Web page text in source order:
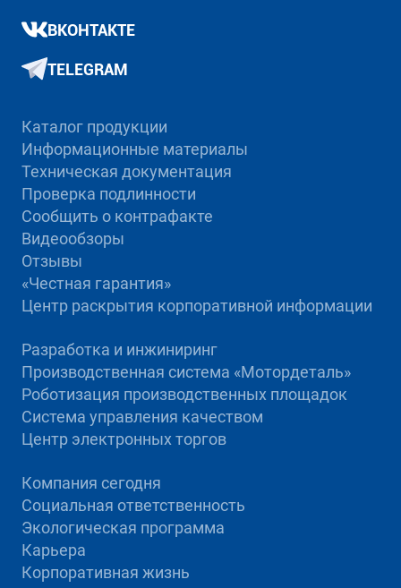
ВКОНТАКТЕ
TELEGRAM
Каталог продукции
Информационные материалы
Техническая документация
Проверка подлинности
Сообщить о контрафакте
Видеообзоры
Отзывы
«Честная гарантия»
Центр раскрытия корпоративной информации
Разработка и инжиниринг
Производственная система «Mотордеталь»
Роботизация производственных площадок
Система управления качеством
Центр электронных торгов
Компания сегодня
Социальная ответственность
Экологическая программа
Карьера
Корпоративная жизнь